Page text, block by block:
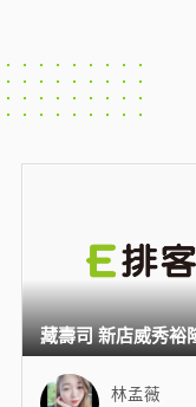
林孟薇
藏壽司 新店威秀裕